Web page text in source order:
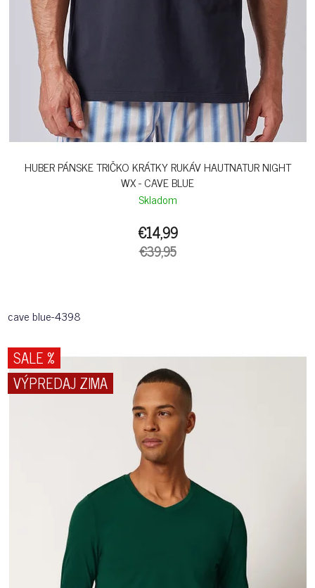
HUBER PÁNSKE TRIČKO KRÁTKY RUKÁV HAUTNATUR NIGHT
WX - CAVE BLUE
Skladom
€14,99
€39,95
cave blue-4398
SALE %
VÝPREDAJ ZIMA